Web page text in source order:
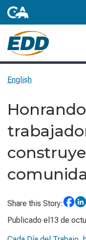
English
Share this Story:
Publicado el13 de